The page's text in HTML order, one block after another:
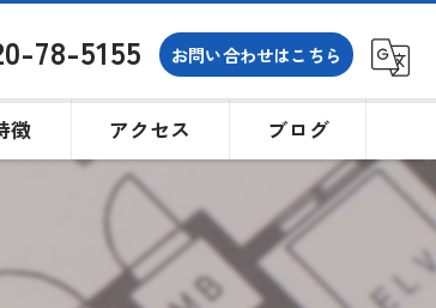
78-5155 お問い合わせはこちら
徴 アクセス ブログ